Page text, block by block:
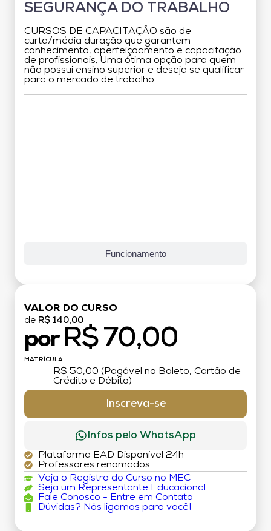
SEGURANÇA DO TRABALHO
CURSOS DE CAPACITAÇÃO são de
curta/média duração que garantem
conhecimento, aperfeiçoamento e capacitação
de profissionais. Uma ótima opção para quem
não possui ensino superior e deseja se qualificar
para o mercado de trabalho.
Funcionamento
VALOR DO CURSO
de R$ 140,00
por R$ 70,00
MATRÍCULA:
R$ 50,00 (Pagável no Boleto, Cartão de
Crédito e Débito)
Inscreva-se
Infos pelo WhatsApp
Plataforma EAD Disponível 24h
Professores renomados
Veja o Registro do Curso no MEC
Seja um Representante Educacional
Fale Conosco - Entre em Contato
Dúvidas? Nós ligamos para você!